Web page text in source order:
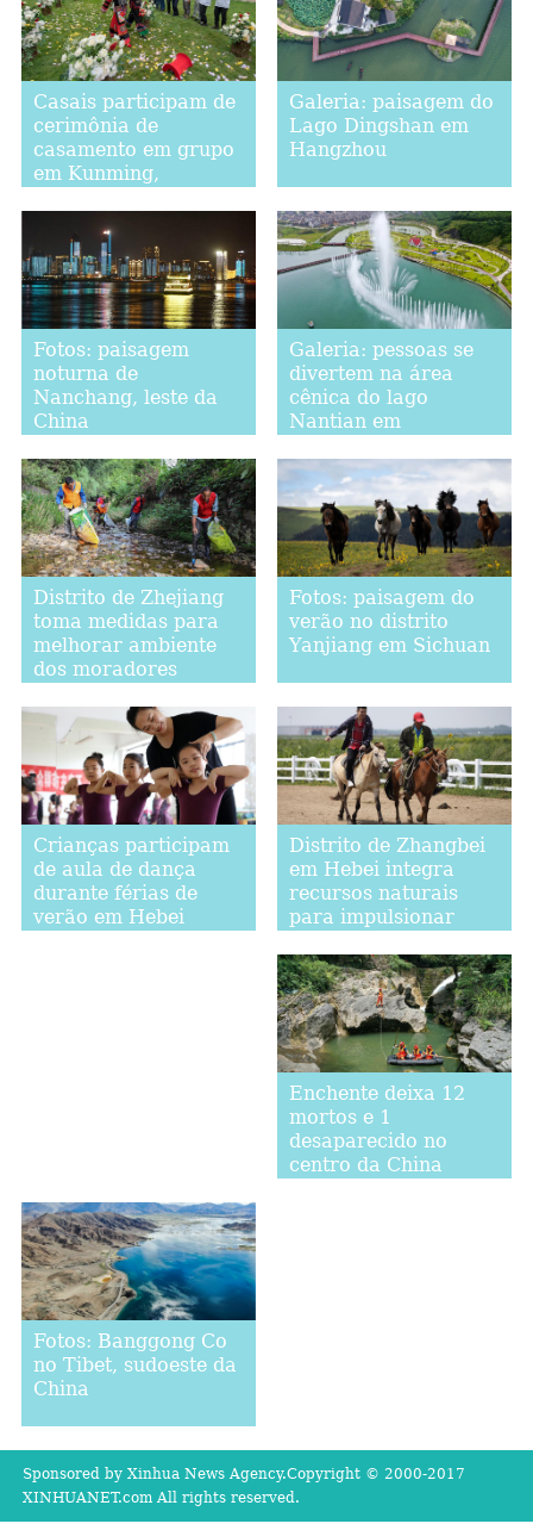
Casais participam de
cerimônia de
casamento em grupo
em Kunming,
Galeria: paisagem do
Lago Dingshan em
Hangzhou
Fotos: paisagem
noturna de
Nanchang, leste da
China
Galeria: pessoas se
divertem na área
cênica do lago
Nantian em
Distrito de Zhejiang
toma medidas para
melhorar ambiente
dos moradores
Fotos: paisagem do
verão no distrito
Yanjiang em Sichuan
Crianças participam
de aula de dança
durante férias de
verão em Hebei
Distrito de Zhangbei
em Hebei integra
recursos naturais
para impulsionar
Enchente deixa 12
mortos e 1
desaparecido no
centro da China
Fotos: Banggong Co
no Tibet, sudoeste da
China
Sponsored by Xinhua News Agency.Copyright © 2000-2017
XINHUANET.com All rights reserved.